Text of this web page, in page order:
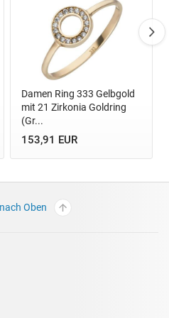
Damen Ring 333 Gelbgold
mit 21 Zirkonia Goldring
(Gr...
153,91 EUR
Oben